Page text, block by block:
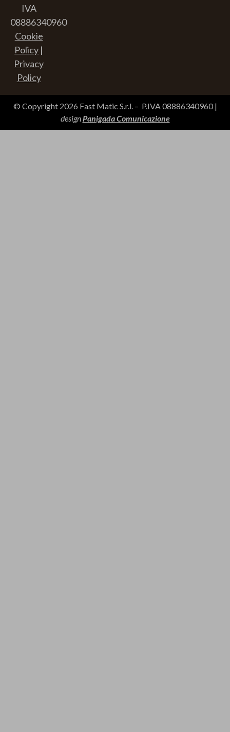
IVA
08886340960
Cookie
Policy |
Privacy
Policy
© Copyright 2026 Fast Matic S.r.l. – P.IVA 08886340960 |
design Panigada Comunicazione